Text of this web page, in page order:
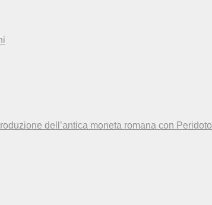
dell’antica moneta romana con Peridoto